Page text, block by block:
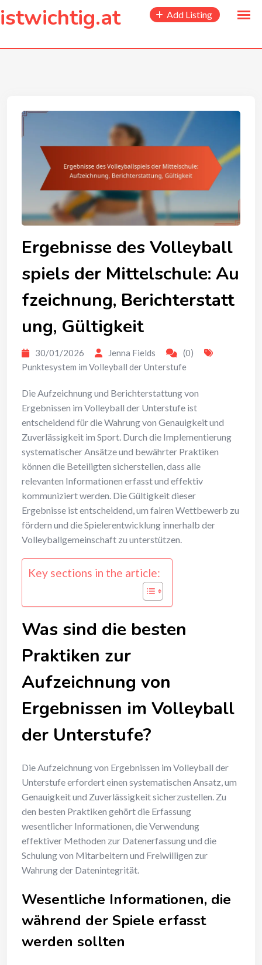
content
istwichtig.at Add Listing
Ergebnisse des Volleyball
spiels der Mittelschule: Au
fzeichnung, Berichterstatt
ung, Gültigkeit
30/01/2026 Jenna Fields
(0)
Punktesystem im Volleyball der Unterstufe
Die Aufzeichnung und Berichterstattung von
Ergebnissen im Volleyball der Unterstufe ist
entscheidend für die Wahrung von Genauigkeit und
Zuverlässigkeit im Sport. Durch die Implementierung
systematischer Ansätze und bewährter Praktiken
können die Beteiligten sicherstellen, dass alle
relevanten Informationen erfasst und effektiv
kommuniziert werden. Die Gültigkeit dieser
Ergebnisse ist entscheidend, um fairen Wettbewerb zu
fördern und die Spielerentwicklung innerhalb der
Volleyballgemeinschaft zu unterstützen.
Key sections in the article:
Was sind die besten
Praktiken zur
Aufzeichnung von
Ergebnissen im Volleyball
der Unterstufe?
Die Aufzeichnung von Ergebnissen im Volleyball der
Unterstufe erfordert einen systematischen Ansatz, um
Genauigkeit und Zuverlässigkeit sicherzustellen. Zu
den besten Praktiken gehört die Erfassung
wesentlicher Informationen, die Verwendung
effektiver Methoden zur Datenerfassung und die
Schulung von Mitarbeitern und Freiwilligen zur
Wahrung der Datenintegrität.
Wesentliche Informationen, die
während der Spiele erfasst
werden sollten